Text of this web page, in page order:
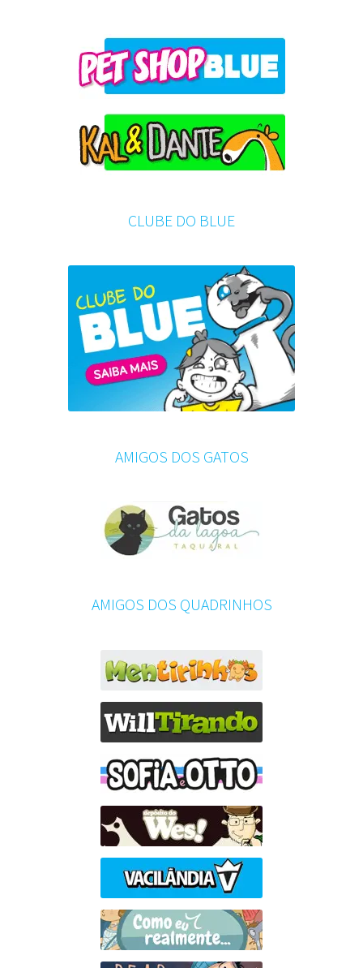
CLUBE DO BLUE
AMIGOS DOS GATOS
AMIGOS DOS QUADRINHOS